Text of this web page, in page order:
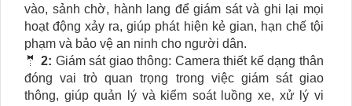
vào, sảnh chờ, hành lang để giám sát và ghi lại mọi
hoạt động xảy ra, giúp phát hiện kẻ gian, hạn chế tội
phạm và bảo vệ an ninh cho người dân.
🤵2: Giám sát giao thông: Camera thiết kế dạng thân
đóng vai trò quan trọng trong việc giám sát giao
thông, giúp quản lý và kiểm soát luồng xe, xử lý vi